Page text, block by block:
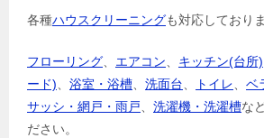
各種ハウスクリーニングも対応しておりま
フローリング、 エアコン、 キッチン(台所)
ード)、 浴室・浴槽、 洗面台、 トイレ、 ベ
サッシ・網戸・雨戸、 洗濯機・洗濯槽な
ださい。